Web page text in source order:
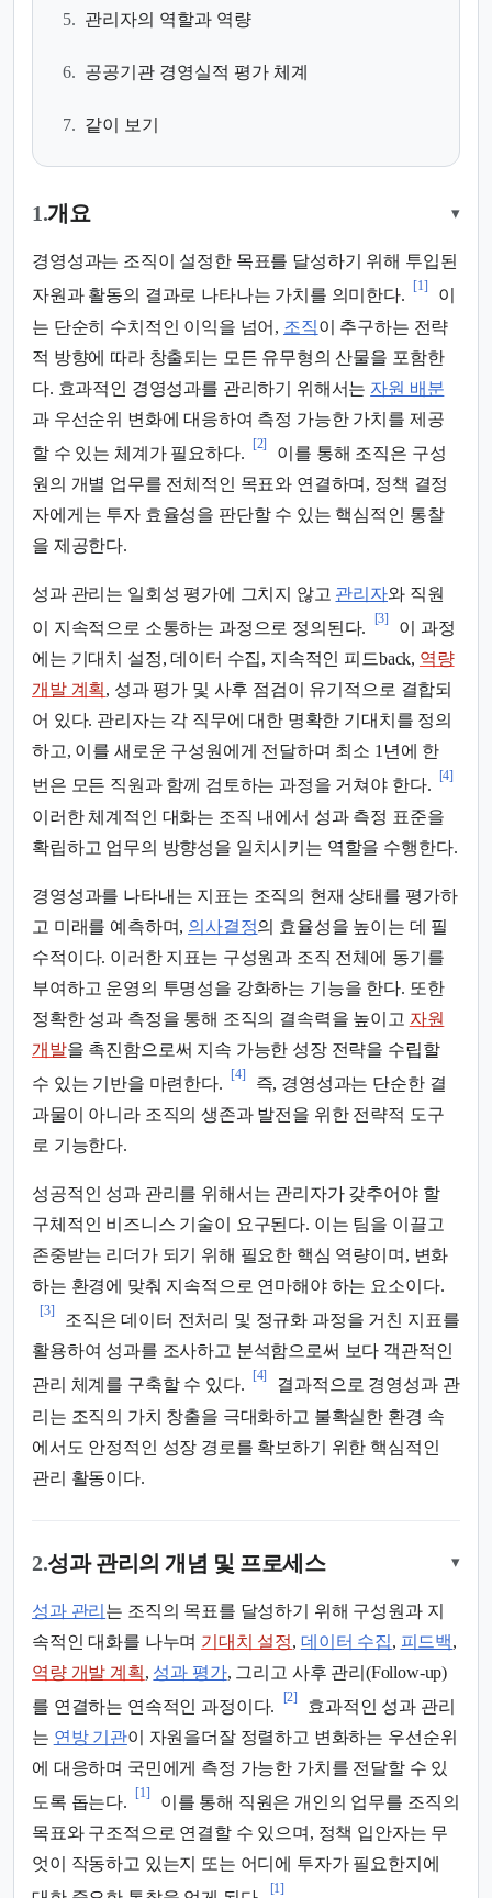
5. 관리자의 역할과 역량
6. 공공기관 경영실적 평가 체계
7. 같이 보기
1.개요 ▾
경영성과는 조직이 설정한 목표를 달성하기 위해 투입된
자원과 활동의 결과로 나타나는 가치를 의미한다.
[1]
이
는 단순히 수치적인 이익을 넘어, 조직이 추구하는 전략
적 방향에 따라 창출되는 모든 유무형의 산물을 포함한
다. 효과적인 경영성과를 관리하기 위해서는 자원 배분
과 우선순위 변화에 대응하여 측정 가능한 가치를 제공
할 수 있는 체계가 필요하다.
[2]
이를 통해 조직은 구성
원의 개별 업무를 전체적인 목표와 연결하며, 정책 결정
자에게는 투자 효율성을 판단할 수 있는 핵심적인 통찰
을 제공한다.
성과 관리는 일회성 평가에 그치지 않고 관리자와 직원
이 지속적으로 소통하는 과정으로 정의된다.
[3]
이 과정
에는 기대치 설정, 데이터 수집, 지속적인 피드back, 역량
개발 계획, 성과 평가 및 사후 점검이 유기적으로 결합되
어 있다. 관리자는 각 직무에 대한 명확한 기대치를 정의
하고, 이를 새로운 구성원에게 전달하며 최소 1년에 한
번은 모든 직원과 함께 검토하는 과정을 거쳐야 한다.
[4]
이러한 체계적인 대화는 조직 내에서 성과 측정 표준을
확립하고 업무의 방향성을 일치시키는 역할을 수행한다.
경영성과를 나타내는 지표는 조직의 현재 상태를 평가하
고 미래를 예측하며, 의사결정의 효율성을 높이는 데 필
수적이다. 이러한 지표는 구성원과 조직 전체에 동기를
부여하고 운영의 투명성을 강화하는 기능을 한다. 또한
정확한 성과 측정을 통해 조직의 결속력을 높이고 자원
개발을 촉진함으로써 지속 가능한 성장 전략을 수립할
수 있는 기반을 마련한다.
[4]
즉, 경영성과는 단순한 결
과물이 아니라 조직의 생존과 발전을 위한 전략적 도구
로 기능한다.
성공적인 성과 관리를 위해서는 관리자가 갖추어야 할
구체적인 비즈니스 기술이 요구된다. 이는 팀을 이끌고
존중받는 리더가 되기 위해 필요한 핵심 역량이며, 변화
하는 환경에 맞춰 지속적으로 연마해야 하는 요소이다.
[3]
조직은 데이터 전처리 및 정규화 과정을 거친 지표를
활용하여 성과를 조사하고 분석함으로써 보다 객관적인
관리 체계를 구축할 수 있다.
[4]
결과적으로 경영성과 관
리는 조직의 가치 창출을 극대화하고 불확실한 환경 속
에서도 안정적인 성장 경로를 확보하기 위한 핵심적인
관리 활동이다.
2.성과 관리의 개념 및 프로세스 ▾
성과 관리 는 조직의 목표를 달성하기 위해 구성원과 지
속적인 대화를 나누며 기대치 설정, 데이터 수집, 피드백,
역량 개발 계획, 성과 평가, 그리고 사후 관리(Follow-up)
를 연결하는 연속적인 과정이다.
[2]
효과적인 성과 관리
는 연방 기관이 자원을더잘 정렬하고 변화하는 우선순위
에 대응하며 국민에게 측정 가능한 가치를 전달할 수 있
도록 돕는다.
[1]
이를 통해 직원은 개인의 업무를 조직의
목표와 구조적으로 연결할 수 있으며, 정책 입안자는 무
엇이 작동하고 있는지 또는 어디에 투자가 필요한지에
[1]